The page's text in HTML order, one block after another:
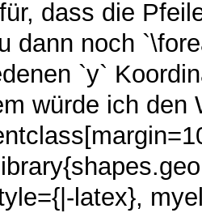
dass die
dann noch
`y`
würde ich den
latex},